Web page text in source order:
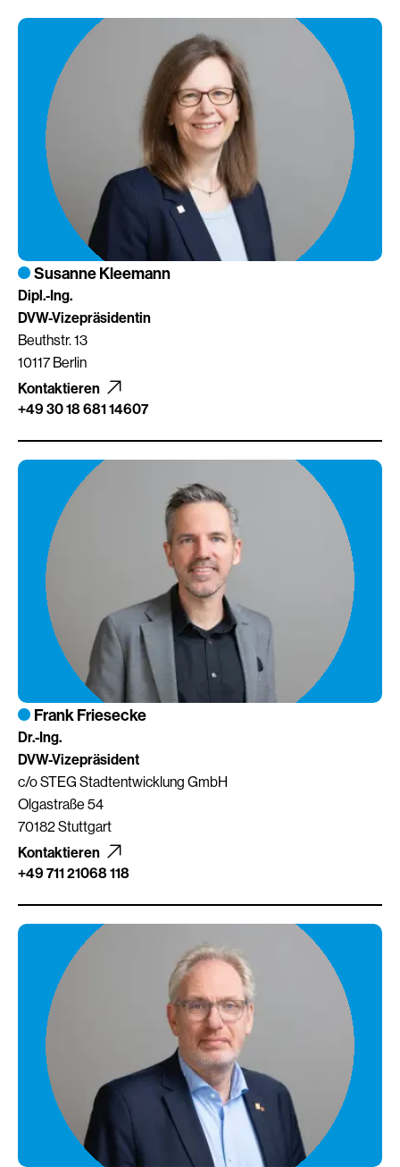
Susanne Kleemann
Dipl.-Ing.
DVW-Vizepräsidentin
Beuthstr. 13
10117 Berlin
Kontaktieren
+49 30 18 681 14607
Frank Friesecke
Dr.-Ing.
DVW-Vizepräsident
c/o STEG Stadtentwicklung GmbH
Olgastraße 54
70182 Stuttgart
Kontaktieren
+49 711 21068 118